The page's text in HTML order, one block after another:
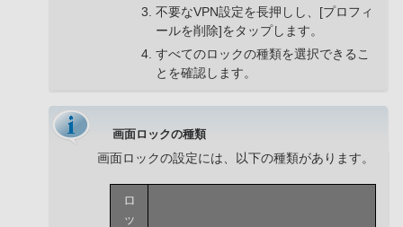
不要なVPN設定を長押しし、[プロフィ
ールを削除]をタップします。
すべてのロックの種類を選択できるこ
とを確認します。
画面ロックの種類
画面ロックの設定には、以下の種類があります。
ロ
ッ